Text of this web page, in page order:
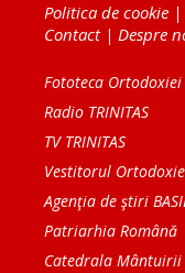
Politica de cookie |
Contact| Despre
Fototeca
Radio TRINITAS
TV TRINITAS
Vestitorul
Agenţia de ştiri
Patriarhia Română
Catedrala